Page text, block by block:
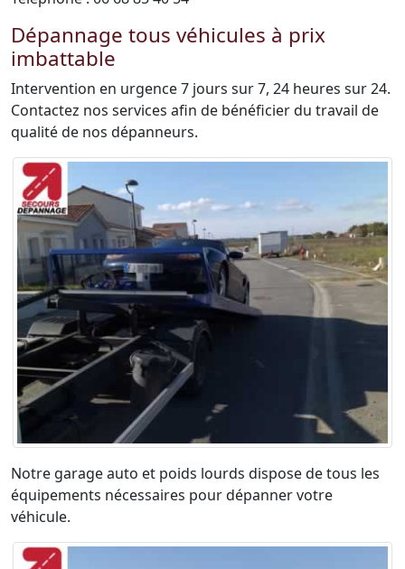
Dépannage tous véhicules à prix
imbattable
Intervention en urgence 7 jours sur 7, 24 heures sur 24.
Contactez nos services afin de bénéficier du travail de
qualité de nos dépanneurs.
Notre garage auto et poids lourds dispose de tous les
équipements nécessaires pour dépanner votre
véhicule.